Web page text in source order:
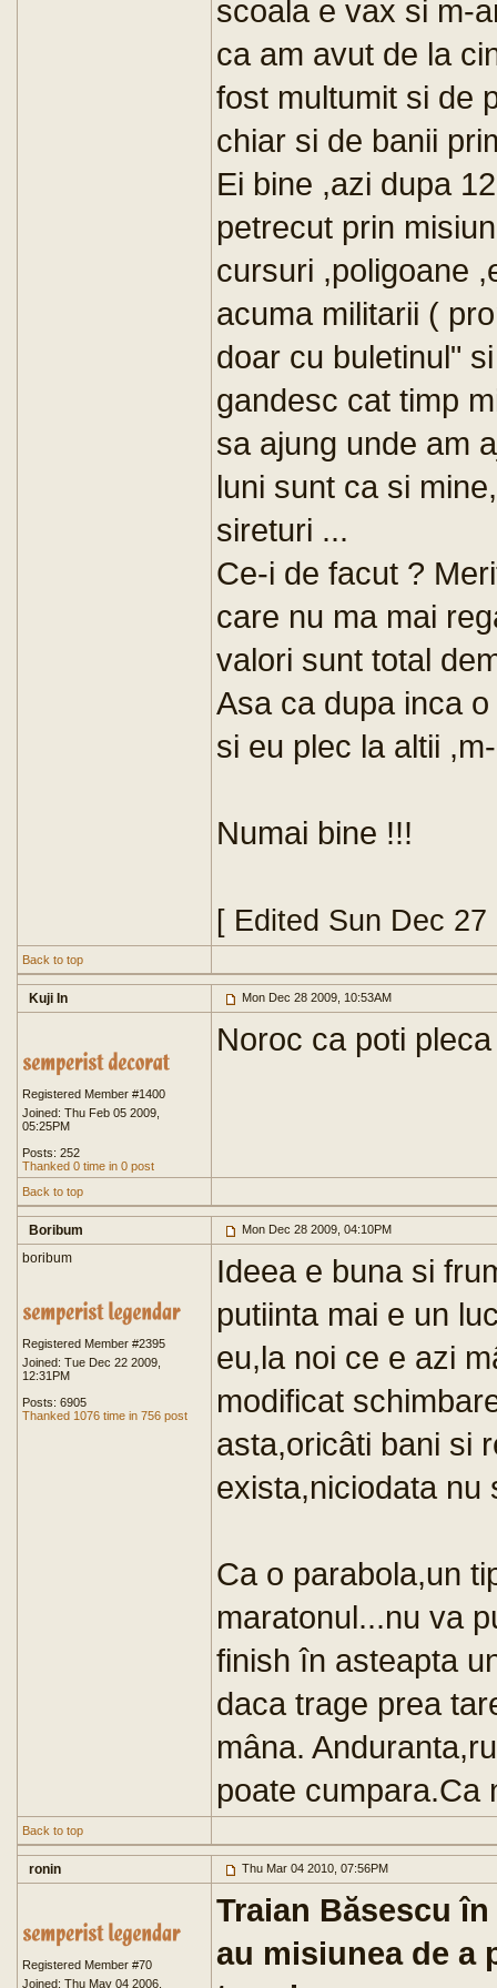
scoala e vax si m-
ca am avut de la
fost multumit si de
chiar si de banii
Ei bine ,azi dupa
petrecut prin
cursuri ,poligoane
acuma militarii (
doar cu buletinul"
gandesc cat timp
sa ajung unde am
luni sunt ca si
sireturi ...
Ce-i de facut ?
care nu ma mai
valori sunt total
Asa ca dupa inca
si eu plec la altii
Numai bine !!!
[ Edited Sun Dec
Back to top
Kuji In Mon Dec 28 2009, 10:53AM
Registered Member #1400
Joined: Thu Feb 05 2009,
05:25PM
Posts: 252
Thanked 0 time in 0 post
Noroc ca poti
Back to top
Boribum Mon Dec 28 2009, 04:10PM
boribum
Registered Member #2395
Joined: Tue Dec 22 2009,
12:31PM
Posts: 6905
Thanked 1076 time in 756 post
Ideea e buna si
putiinta mai e un
eu,la noi ce e azi
modificat
asta,oricâti bani si
exista,niciodata nu
Ca o parabola,un
maratonul...nu va
finish în asteapta
daca trage prea
mâna.
poate cumpara.Ca
Back to top
ronin Thu Mar 04 2010, 07:56PM
Registered Member #70
Joined: Thu May 04 2006,
Traian Băsescu
au misiunea de a